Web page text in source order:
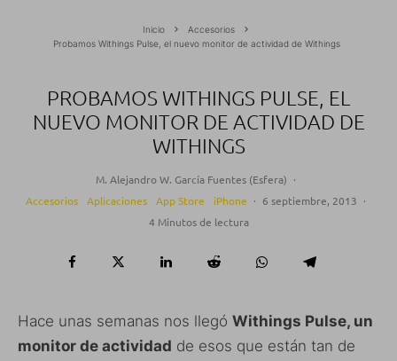
Inicio
Accesorios
Probamos Withings Pulse, el nuevo monitor de actividad de Withings
PROBAMOS WITHINGS PULSE, EL
NUEVO MONITOR DE ACTIVIDAD DE
WITHINGS
M. Alejandro W. García Fuentes (Esfera) ·
Accesorios
Aplicaciones App Store iPhone · 6 septiembre, 2013 ·
4 Minutos de lectura
Hace unas semanas nos llegó Withings Pulse, un
monitor de actividad de esos que están tan de